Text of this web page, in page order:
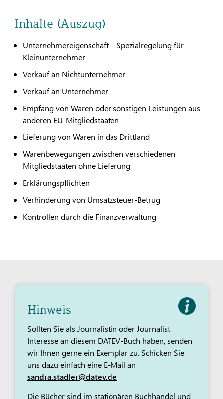
Inhalte (Auszug)
Unternehmereigenschaft – Spezialregelung für
Kleinunternehmer
Verkauf an Nichtunternehmer
Verkauf an Unternehmer
Empfang von Waren oder sonstigen Leistungen aus
anderen EU-Mitgliedstaaten
Lieferung von Waren in das Drittland
Warenbewegungen zwischen verschiedenen
Mitgliedstaaten ohne Lieferung
Erklärungspflichten
Verhinderung von Umsatzsteuer-Betrug
Kontrollen durch die Finanzverwaltung
Hinweis
Sollten Sie als Journalistin oder Journalist
Interesse an diesem DATEV-Buch haben, senden
wir Ihnen gerne ein Exemplar zu. Schicken Sie
uns dazu einfach eine E-Mail an
sandra.stadler@datev.de
Die Bücher sind im stationären Buchhandel und